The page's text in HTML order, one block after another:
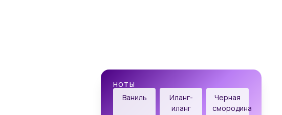
НОТЫ
Ваниль
Иланг-
иланг
Черная
смородина